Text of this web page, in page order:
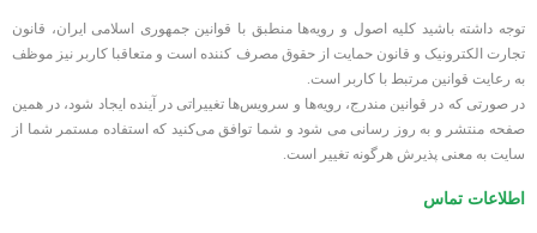
توجه داشته باشید کلیه اصول و رویه‏‌ها منطبق با قوانین جمهوری اسلامی ایران، قانون
تجارت الکترونیک و قانون حمایت از حقوق مصرف کننده است و متعاقبا کاربر نیز موظف
به رعایت قوانین مرتبط با کاربر است.
در صورتی که در قوانین مندرج، رویه‏‌ها و سرویس‏‌ها تغییراتی در آینده ایجاد شود، در همین
صفحه منتشر و به روز رسانی می شود و شما توافق می‏‌کنید که استفاده مستمر شما از
سایت به معنی پذیرش هرگونه تغییر است.
اطلاعات تماس